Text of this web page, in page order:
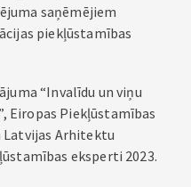
saņēmējiem
piekļūstamības
“Invalīdu un viņu
Eiropas Piekļūstamības
Latvijas Arhitektu
eksperti 2023.